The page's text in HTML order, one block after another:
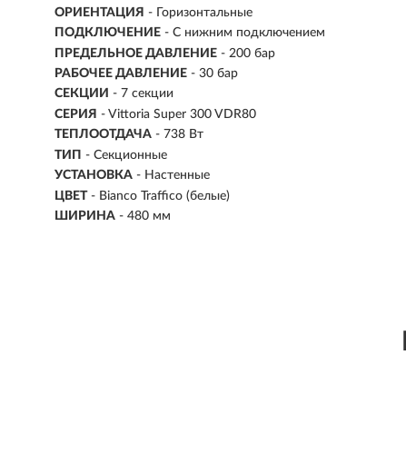
ОРИЕНТАЦИЯ - Горизонтальные
ПОДКЛЮЧЕНИЕ - С нижним подключением
ПРЕДЕЛЬНОЕ ДАВЛЕНИЕ - 200 бар
РАБОЧЕЕ ДАВЛЕНИЕ - 30 бар
СЕКЦИИ - 7 секции
СЕРИЯ - Vittoria Super 300 VDR80
ТЕПЛООТДАЧА - 738 Вт
ТИП - Секционные
УСТАНОВКА - Настенные
ЦВЕТ - Bianco Traffico (белые)
ШИРИНА - 480 мм